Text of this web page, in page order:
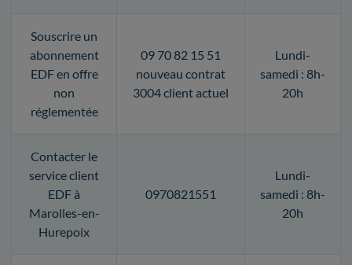
Souscrire un
abonnement
EDF en offre
non
réglementée
09 70 82 15 51
nouveau contrat
3004 client actuel
Lundi-
samedi : 8h-
20h
Contacter le
service client
EDF à
Marolles-en-
Hurepoix
0970821551
Lundi-
samedi : 8h-
20h